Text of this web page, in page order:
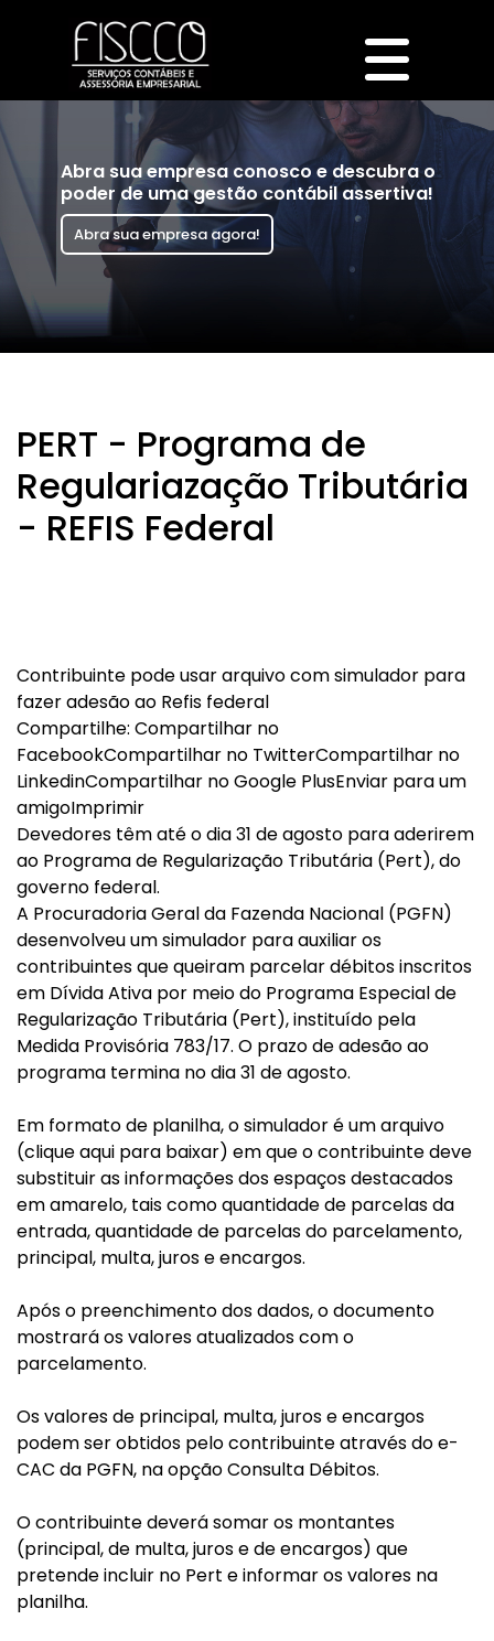
Abra sua empresa conosco e descubra o
poder de uma gestão contábil assertiva!
Abra sua empresa agora!
PERT - Programa de
Regulariazação Tributária
- REFIS Federal
Contribuinte pode usar arquivo com simulador para
fazer adesão ao Refis federal
Compartilhe: Compartilhar no
FacebookCompartilhar no TwitterCompartilhar no
LinkedinCompartilhar no Google PlusEnviar para um
amigoImprimir
Devedores têm até o dia 31 de agosto para aderirem
ao Programa de Regularização Tributária (Pert), do
governo federal.
A Procuradoria Geral da Fazenda Nacional (PGFN)
desenvolveu um simulador para auxiliar os
contribuintes que queiram parcelar débitos inscritos
em Dívida Ativa por meio do Programa Especial de
Regularização Tributária (Pert), instituído pela
Medida Provisória 783/17. O prazo de adesão ao
programa termina no dia 31 de agosto.
Em formato de planilha, o simulador é um arquivo
(clique aqui para baixar) em que o contribuinte deve
substituir as informações dos espaços destacados
em amarelo, tais como quantidade de parcelas da
entrada, quantidade de parcelas do parcelamento,
principal, multa, juros e encargos.
Após o preenchimento dos dados, o documento
mostrará os valores atualizados com o
parcelamento.
Os valores de principal, multa, juros e encargos
podem ser obtidos pelo contribuinte através do e-
CAC da PGFN, na opção Consulta Débitos.
O contribuinte deverá somar os montantes
(principal, de multa, juros e de encargos) que
pretende incluir no Pert e informar os valores na
planilha.